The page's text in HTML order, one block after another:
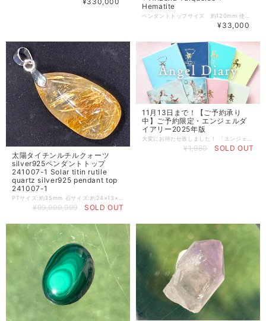
Hematite
ペンダントトップサイズ 約
¥33,000
太陽タイチンルチルクォーツ
silver925ペンダントトップ
241007-1 Solar titin rutile
quartz silver925 pendant top
241007-1
¥99,999,999 SOLD OUT
11月13日まで！【ご予約承り
中】ご予約限定・エンジェルダ
イアリー2025年版
¥1,980 SOLD OUT